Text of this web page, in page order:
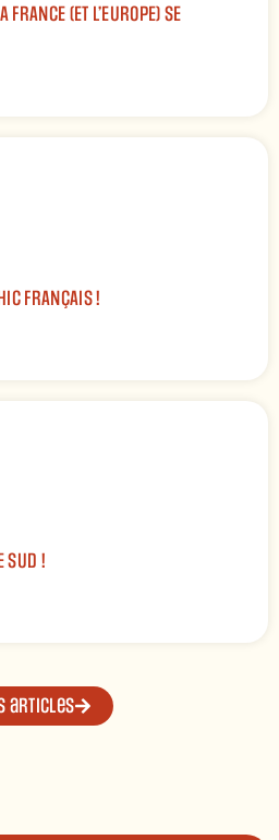
(ET L’EUROPE) SE
FRANÇAIS !
SUD !
articles